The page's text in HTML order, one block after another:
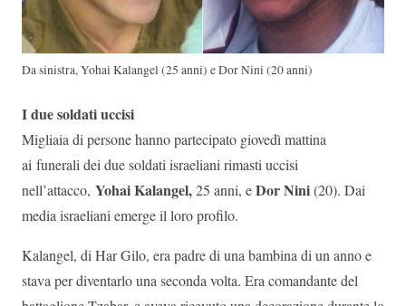
Da sinistra, Yohai Kalangel (25 anni) e Dor Nini (20 anni)
I due soldati uccisi
Migliaia di persone hanno partecipato giovedì mattina
ai funerali dei due soldati israeliani rimasti uccisi
nell’attacco, Yohai Kalangel,25 anni, eDor Nini(20). Dai
media israeliani emerge il loro profilo.
Kalangel, di Har Gilo, era padre di una bambina di un anno e
stava per diventarlo una seconda volta. Era comandante del